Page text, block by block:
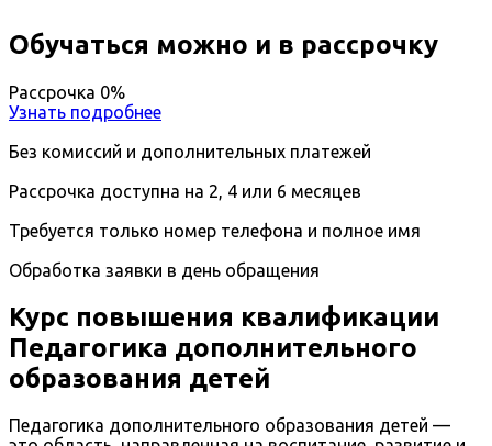
Обучаться можно и в рассрочку
Рассрочка 0%
Узнать подробнее
Без комиссий и дополнительных платежей
Рассрочка доступна на 2, 4 или 6 месяцев
Требуется только номер телефона и полное имя
Обработка заявки в день обращения
Курс повышения квалификации
Педагогика дополнительного
образования детей
Педагогика дополнительного образования детей —